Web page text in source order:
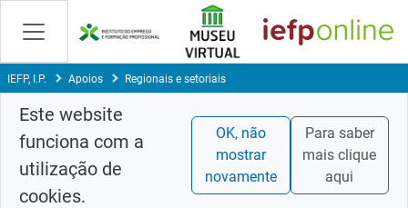
Saltar
para
conteúdo
principal
IEFP, I.P. Apoios Regionais e setoriais
Este website
funciona com a
utilização de
cookies.
OK, não
mostrar
novamente
Para saber
mais clique
aqui